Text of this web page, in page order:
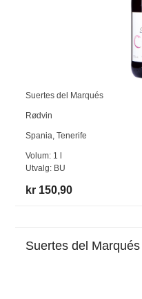
Suertes del Marqués
Rødvin
Spania,Tenerife
Volum: 1
Utvalg: BU
kr 150,90
Suertes del